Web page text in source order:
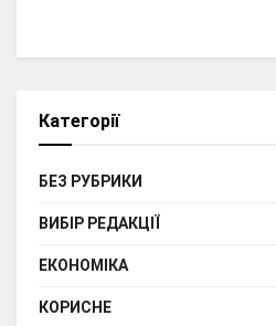
Категорії
БЕЗ РУБРИКИ
ВИБІР РЕДАКЦІЇ
ЕКОНОМІКА
КОРИСНЕ